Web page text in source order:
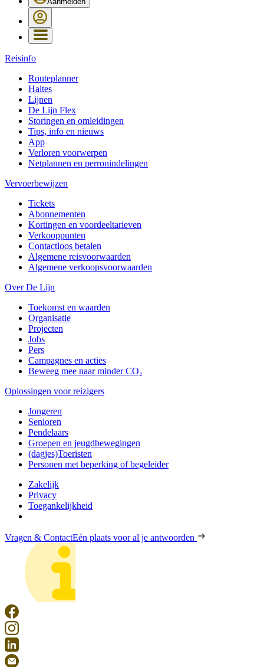
Reisinfo
Routeplanner
Haltes
Lijnen
De Lijn Flex
Storingen en omleidingen
Tips, info en nieuws
App
Verloren voorwerpen
Netplannen en perronindelingen
Vervoerbewijzen
Tickets
Abonnementen
Kortingen en voordeeltarieven
Verkooppunten
Contactloos betalen
Algemene reisvoorwaarden
Algemene verkoopsvoorwaarden
Over De Lijn
Toekomst en waarden
Organisatie
Projecten
Jobs
Pers
Campagnes en acties
Beweeg mee naar minder CO₂
Oplossingen voor reizigers
Jongeren
Senioren
Pendelaars
Groepen en jeugdbewegingen
(dagjes)Toeristen
Personen met beperking of begeleider
Zakelijk
Privacy
Toegankelijkheid
Vragen & ContactEén plaats voor al je antwoorden